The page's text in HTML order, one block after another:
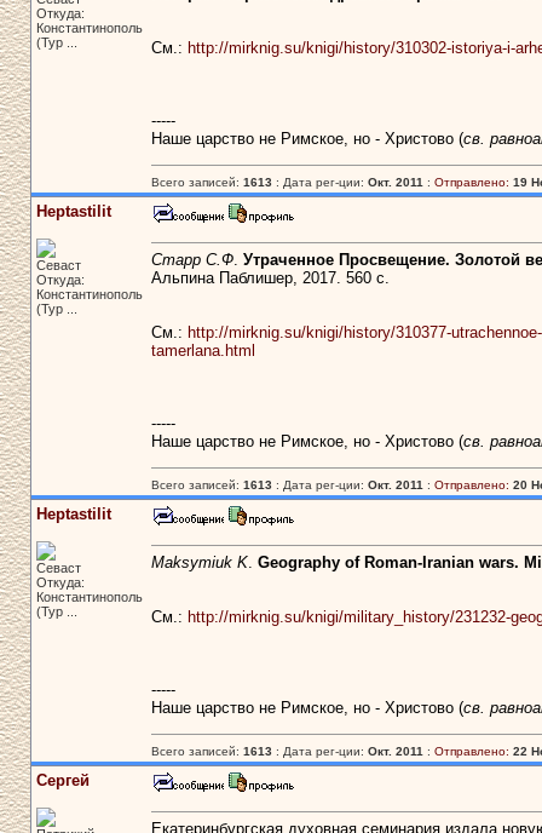
Откуда:
Константинополь
(Тур ...
См.: http://mirknig.su/knigi/history/310302-istoriya-i-
-----
Наше царство не Римское, но - Христово (св.
Всего записей: 1613: Дата рег-ции: Окт. 2011 : Отправлено: 19
Heptastilit
Севаст
Откуда:
Константинополь
(Тур ...
Старр С.Ф. Утраченное Просвещение. Золотой
Альпина Паблишер, 2017. 560 с.
См.: http://mirknig.su/knigi/history/310377-
tamerlana.html
-----
Наше царство не Римское, но - Христово (св.
Всего записей: 1613: Дата рег-ции: Окт. 2011 : Отправлено: 20
Heptastilit
Севаст
Откуда:
Константинополь
(Тур ...
Maksymiuk K. Geography of Roman-Iranian wars.
См.: http://mirknig.su/knigi/military_history/231232-
-----
Наше царство не Римское, но - Христово (св.
Всего записей: 1613: Дата рег-ции: Окт. 2011 : Отправлено: 22
Сергей
Екатеринбургская духовная семинария издала